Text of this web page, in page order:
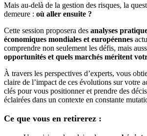
Mais au-delà de la gestion des risques, la
demeure : où aller ensuite ?
Cette session proposera des analyses
économiques mondiales et européennes
comprendre non seulement les défis, mais
opportunités et quels marchés méritent
À travers les perspectives d’experts, vous
claire de l’impact de ces évolutions sur votre
clés pour vous positionner et prendre des
éclairées dans un contexte en constante
Ce que vous en retirerez :